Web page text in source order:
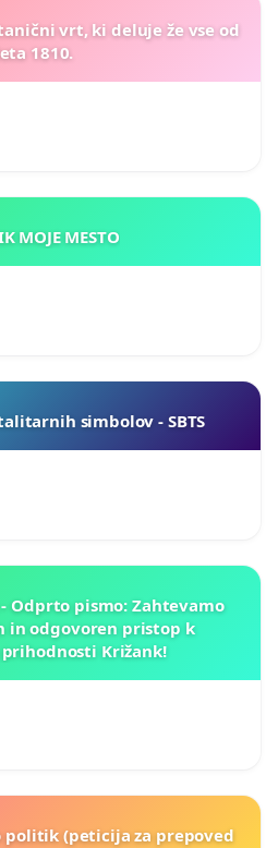
vrt, ki deluje že vse od
1810.
KAMNIK MOJE MESTO
simbolov - SBTS
Odprto pismo: Zahtevamo
in odgovoren pristop k
Križank!
politik (peticija za prepoved